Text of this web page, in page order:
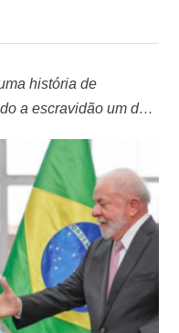
história de
a escravidão um dos
em Cabo Verde,
durante 350
e irresponsável.